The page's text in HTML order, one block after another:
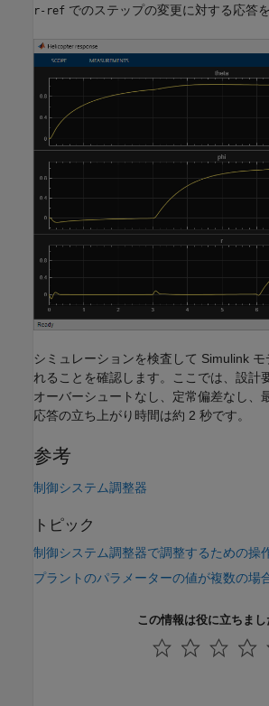
r-ref でのステップの変更に対する応答
シミュレーションを検査して Simulink
れることを確認します。ここでは、設計
オーバーシュートなし、定常偏差なし、
応答の立ち上がり時間は約 2 秒です。
参考
制御システム調整器
トピック
制御システム調整器で調整するための操
プラントのパラメーターの値が複数の場
この情報は役に立ちまし